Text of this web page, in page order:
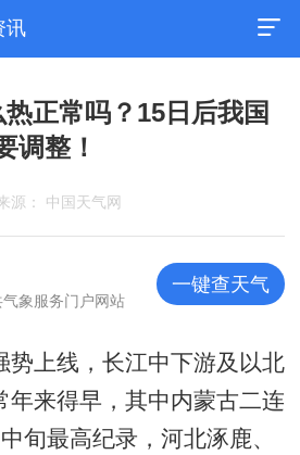
讯
正常吗？15日后我国
调整！
源： 中国天气网
象服务门户网站
一键查天气
势上线，长江中下游及以北
年来得早，其中内蒙古二连
旬最高纪录，河北涿鹿、